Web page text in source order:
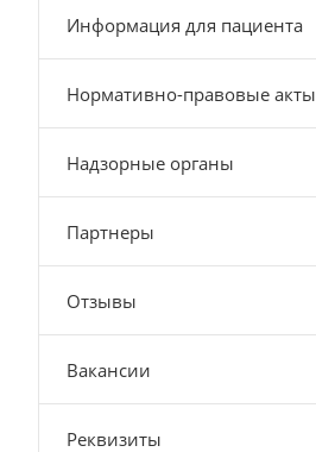
Информация для пациента
Нормативно-правовые акты
Надзорные органы
Партнеры
Отзывы
Вакансии
Реквизиты